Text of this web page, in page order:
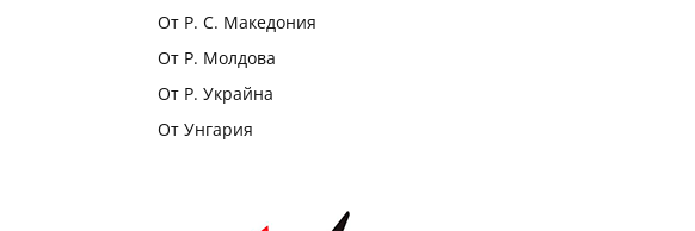
От Р. С. Македония
От Р. Молдова
От Р. Украйна
От Унгария